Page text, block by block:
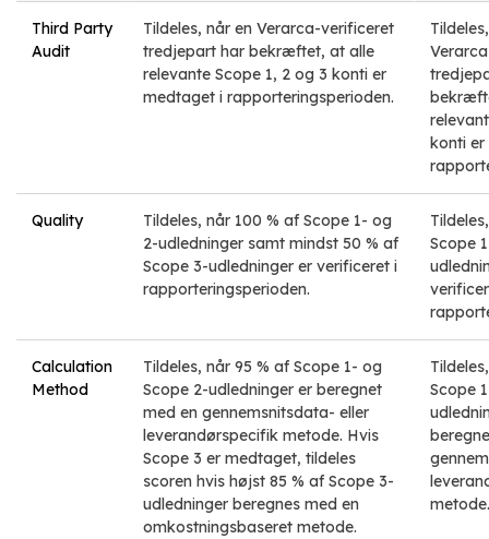
Third Party
Audit
Tildeles, når en Verarca-verificeret
tredjepart har bekræftet, at alle
relevante Scope 1, 2 og 3 konti er
medtaget i rapporteringsperioden.
konti
Quality
Tildeles, når 100 % af Scope 1- og
2-udledninger samt mindst 50 % af
Scope 3-udledninger er verificeret i
rapporteringsperioden.
Scope
Calculation
Method
Tildeles, når 95 % af Scope 1- og
Scope 2-udledninger er beregnet
med en gennemsnitsdata- eller
leverandørspecifik metode. Hvis
Scope 3 er medtaget, tildeles
scoren hvis højst 85 % af Scope 3-
udledninger beregnes med en
omkostningsbaseret metode.
Scope
metode.